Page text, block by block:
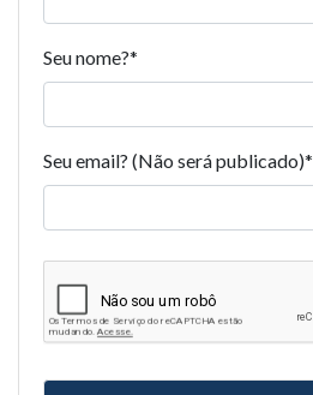
Seu nome?*
Seu email? (Não será publicado)*